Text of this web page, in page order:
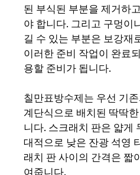
된 부식된 부분을 제거하
야 합니다. 그리고 구멍이
길 수 있는 부분은 보강재
이러한 준비 작업이 완료
용할 준비가 됩니다.
칠만표방수제는 우선 기
계단식으로 배치된 딱딱
니다. 스크래치 판은 얇게
대적으로 낮은 잔광 석영
래치 판 사이의 간격은 짧
여줍니다.